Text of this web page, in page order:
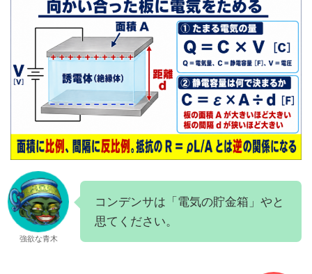
強欲な青木
コンデンサは「電気の貯金箱」やと
思てください。